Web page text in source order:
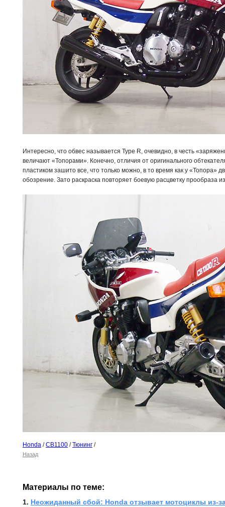
Интересно, что обвес называется Type R, очевидно, в честь
величают «Топорами». Конечно, отличия от оригинального
пластиком зашито все, что только можно, в то время как у «Топора»
обозрение. Зато раскраска повторяет боевую расцветку прообраза
Honda /CB1100 /Тюнинг /
Назад
Материалы по теме:
1. Неожиданный сбой: Honda отзывает мотоциклы из-